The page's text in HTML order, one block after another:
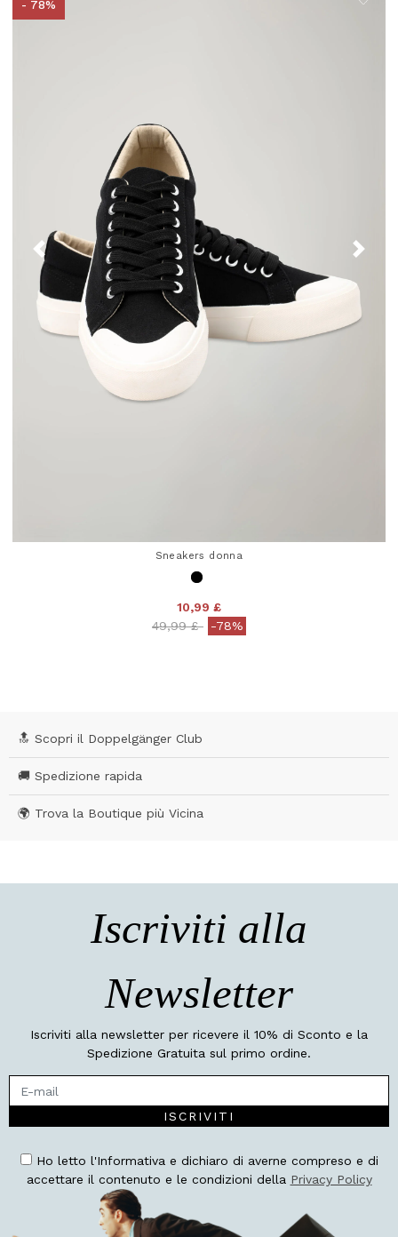
- 78%
Sneakers donna
10,99 £
Price reduced from
49,99 £to-78%
🔝 Scopri il Doppelgänger Club
🚚 Spedizione rapida
🌍 Trova la Boutique più Vicina
Iscriviti alla
Newsletter
Iscriviti alla newsletter per ricevere il 10% di Sconto e la
Spedizione Gratuita sul primo ordine.
ISCRIVITI
Ho letto l'Informativa e dichiaro di averne compreso e di
accettare il contenuto e le condizioni della Privacy Policy